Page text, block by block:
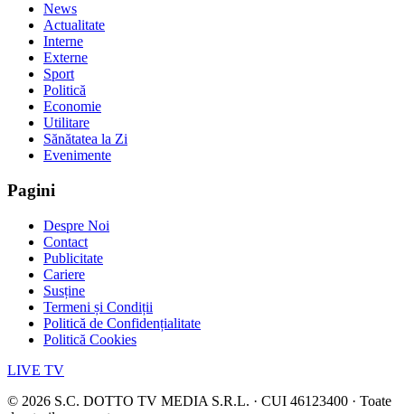
News
Actualitate
Interne
Externe
Sport
Politică
Economie
Utilitare
Sănătatea la Zi
Evenimente
Pagini
Despre Noi
Contact
Publicitate
Cariere
Susține
Termeni și Condiții
Politică de Confidențialitate
Politică Cookies
LIVE TV
© 2026 S.C. DOTTO TV MEDIA S.R.L. · CUI 46123400 · Toate